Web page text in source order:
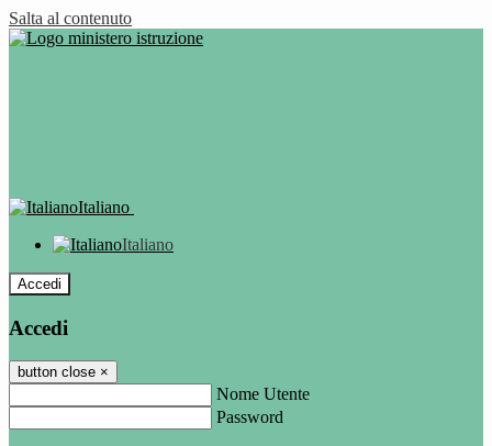
Salta al contenuto
Italiano
Italiano
Accedi
Accedi
button close ×
Nome Utente
Password